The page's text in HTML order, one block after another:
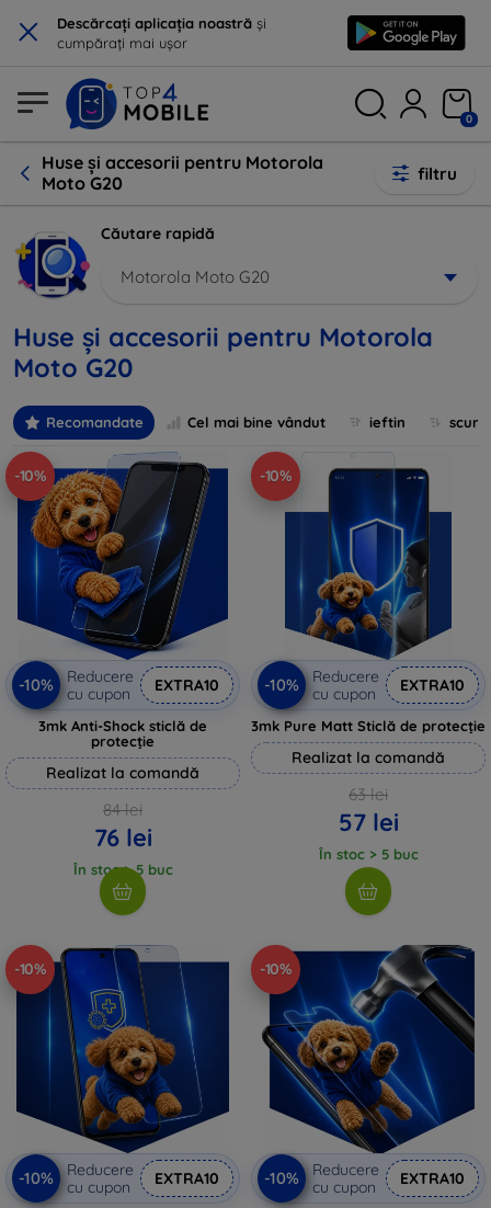
× Descărcați aplicația noastră și
cumpărați mai ușor
0
Huse și accesorii pentru Motorola
Moto G20
filtru
Căutare rapidă
Motorola Moto G20
Huse și accesorii pentru Motorola
Moto G20
Recomandate Cel mai bine vândut ieftin
-10%
-10%
Reducere
cu cupon
EXTRA10
3mk Anti-Shock sticlă de
protecție
Realizat la comandă
84 lei
76 lei
În stoc > 5 buc
-10%
-10%
Reducere
cu cupon
EXTRA10
3mk Pure Matt Sticlă de protecție
Realizat la comandă
63 lei
57 lei
În stoc > 5 buc
-10%
-10%
Reducere
cu cupon
EXTRA10
-10%
-10%
Reducere
cu cupon
EXTRA10